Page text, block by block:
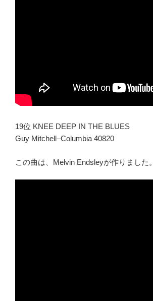
19位 KNEE DEEP IN THE BLUES
Guy Mitchell–Columbia 40820
この曲は、Melvin Endsleyが作りました。